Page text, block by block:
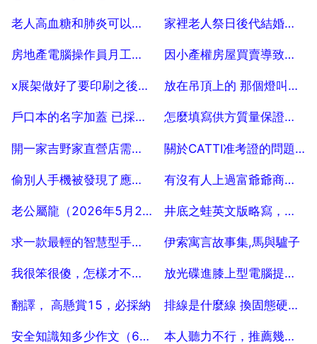
2025-07-19 2025-07-19
老人高血糖和肺炎可以吃什麼水果呢？
2025-07-18
家裡老人祭日後代結婚好嗎
2025-07-18
房地產電腦操作員月工資大約多少錢
2025-07-18
因小產權房屋買賣導致的欠款糾紛如何處理
2025-07-18
x展架做好了要印刷之後做什麼
2025-07-18
放在吊頂上的 那個燈叫什麼
2025-07-18
戶口本的名字加蓋 已採集 是什麼意思？ 40
2025-07-18
怎麼填寫供方質量保證能力調查表？
2025-07-18
開一家吉野家直營店需要多少資金呢
2025-07-18
關於CATTI准考證的問題 10
2025-07-18
偷別人手機被發現了應該怎麼辦怎麼說
2025-07-18
有沒有人上過富爺爺商學院的課？怎麼樣？ 10
2025-07-18
老公屬龍（2026年5月20日生 ，我屬蛇（2026年3月29日生），生什麼屬相的孩子好
2025-07-18
井底之蛙英文版略寫，找乙個井底之蛙故事的英文版
2025-07-18
求一款最輕的智慧型手機，誰知道現在目前最輕的一款手機是哪款
2025-07-18
伊索寓言故事集,馬與驢子
2025-07-18
我很笨很傻，怎樣才不會不笨？？不傻呢？？？
2025-07-18
放光碟進膝上型電腦提示找不到應用程式
2025-07-18
翻譯， 高懸賞15，必採納
2025-07-18
排線是什麼線 換固態硬碟要注意什麼
2025-07-18
安全知識知多少作文（600 800字） 本人聽力不行，推薦幾本聽力練習書，謝謝。